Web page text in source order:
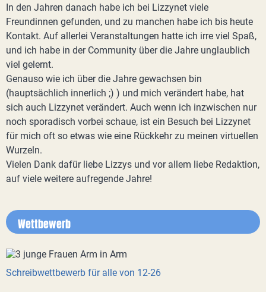
In den Jahren danach habe ich bei Lizzynet viele
Freundinnen gefunden, und zu manchen habe ich bis heute
Kontakt. Auf allerlei Veranstaltungen hatte ich irre viel Spaß,
und ich habe in der Community über die Jahre unglaublich
viel gelernt.
Genauso wie ich über die Jahre gewachsen bin
(hauptsächlich innerlich ;) ) und mich verändert habe, hat
sich auch Lizzynet verändert. Auch wenn ich inzwischen nur
noch sporadisch vorbei schaue, ist ein Besuch bei Lizzynet
für mich oft so etwas wie eine Rückkehr zu meinen virtuellen
Wurzeln.
Vielen Dank dafür liebe Lizzys und vor allem liebe Redaktion,
auf viele weitere aufregende Jahre!
Wettbewerb
Schreibwettbewerb für alle von 12-26